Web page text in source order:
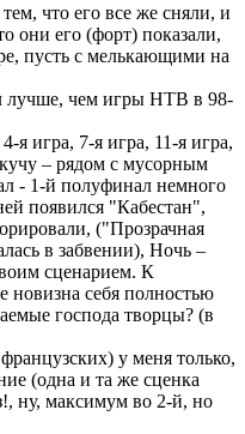
что его все же сняли, и
они его (форт) показали,
пусть с мелькающими на
лучше, чем игры НТВ в 98-
я игра, 7-я игра, 11-я игра,
– рядом с мусорным
- 1-й полуфинал немного
появился "Кабестан",
("Прозрачная
в забвении), Ночь –
сценарием. К
новизна себя полностью
господа творцы? (в
у меня только,
(одна и та же сценка
ну, максимум во 2-й, но